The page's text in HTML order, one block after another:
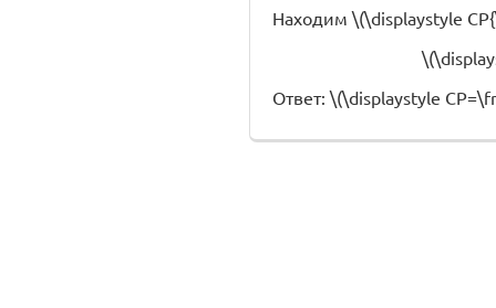
Находим \(\displaystyle
Ответ: \(\displaystyle